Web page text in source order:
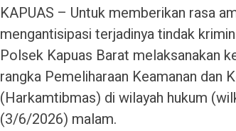
KAPUAS – Untuk memberikan rasa
mengantisipasi terjadinya tindak
Polsek Kapuas Barat melaksanakan
rangka Pemeliharaan Keamanan dan
(Harkamtibmas) di wilayah hukum
(3/6/2026) malam.